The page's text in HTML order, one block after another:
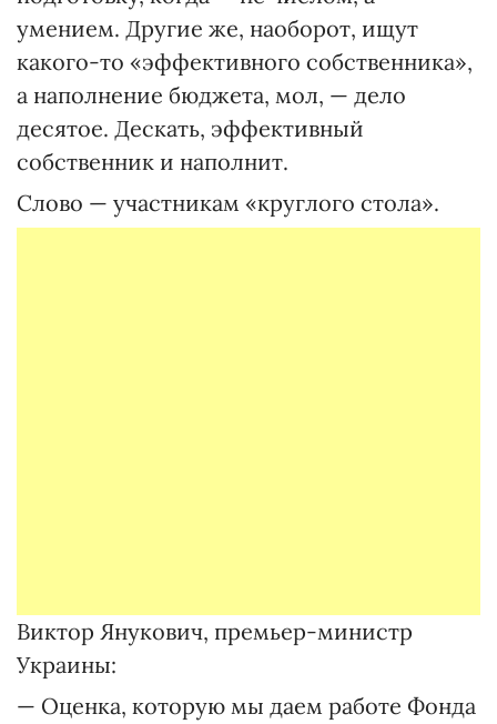
умением. Другие же, наоборот, ищут
какого-то «эффективного собственника»,
а наполнение бюджета, мол, — дело
десятое. Дескать, эффективный
собственник и наполнит.
Слово — участникам «круглого стола».
Виктор Янукович, премьер-министр
Украины:
— Оценка, которую мы даем работе Фонда